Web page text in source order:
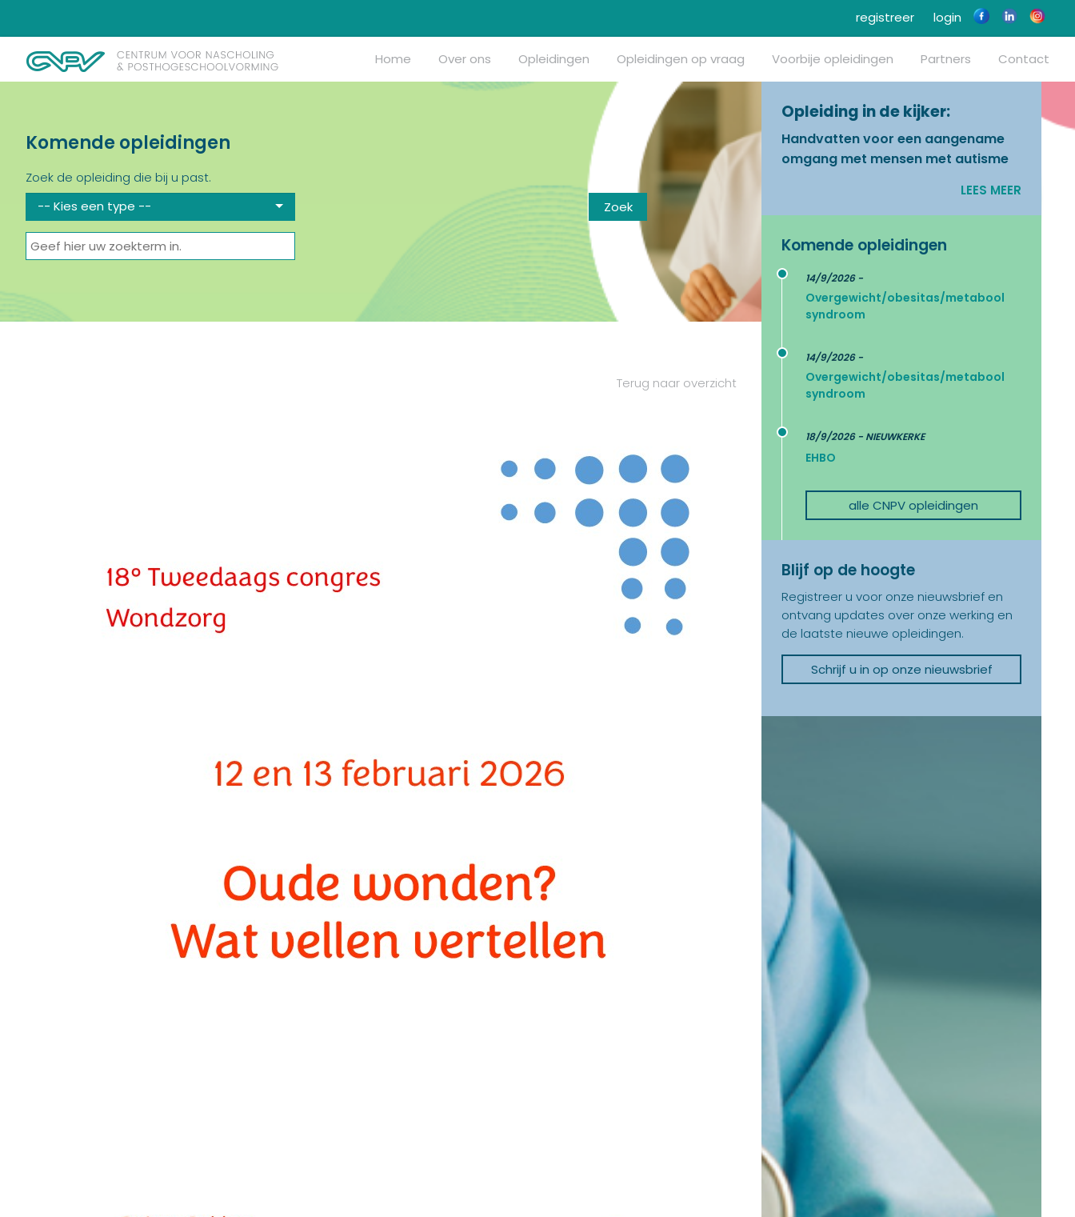
login
registreer
Home Over ons Opleidingen Opleidingen op vraag Voorbije opleidingen Partners Contact
Komende opleidingen
Zoek de opleiding die bij u past.
-- Kies een type --
Opleiding in de kijker:
Handvatten voor een aangename
omgang met mensen met autisme
LEES MEER
Komende opleidingen
14/9/2026 -
Overgewicht/obesitas/metabool
syndroom
14/9/2026 -
Overgewicht/obesitas/metabool
syndroom
18/9/2026 - NIEUWKERKE
EHBO
alle CNPV opleidingen
Blijf op de hoogte
Registreer u voor onze nieuwsbrief en
ontvang updates over onze werking en
de laatste nieuwe opleidingen.
Schrijf u in op onze nieuwsbrief
Terug naar overzicht